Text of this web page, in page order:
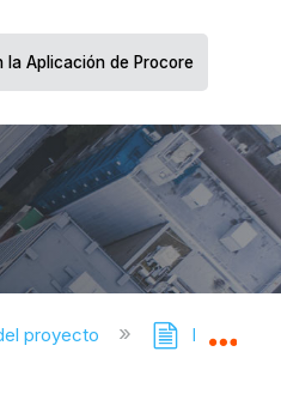
la Aplicación de Procore
proyecto Hojas de